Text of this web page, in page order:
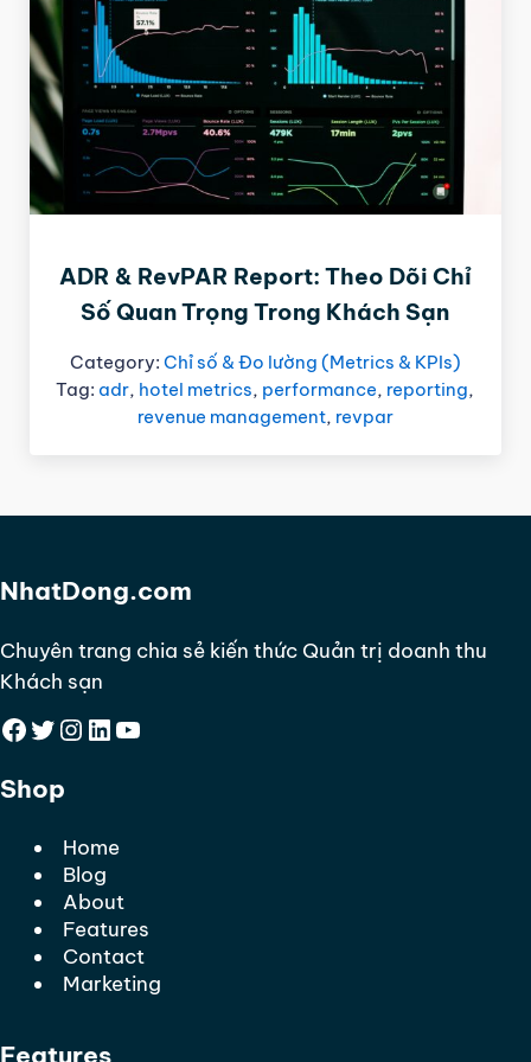
ADR & RevPAR Report: Theo Dõi Chỉ
Số Quan Trọng Trong Khách Sạn
Category: Chỉ số & Đo lường (Metrics & KPIs)
Tag: adr, hotel metrics, performance, reporting,
revenue management, revpar
NhatDong.com
Chuyên trang chia sẻ kiến thức Quản trị doanh thu
Khách sạn
Facebook
Twitter
Instagram
LinkedIn
YouTube
Shop
Home
Blog
About
Features
Contact
Marketing
Features